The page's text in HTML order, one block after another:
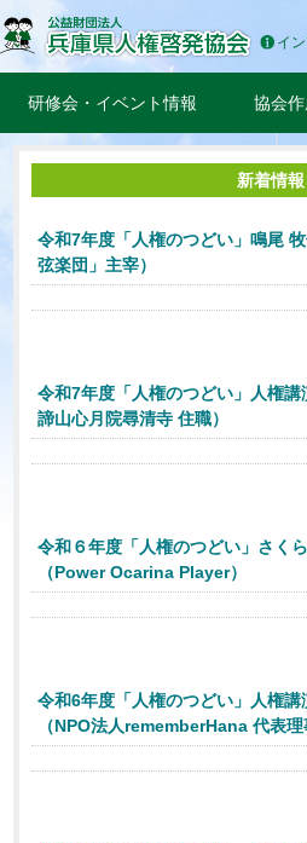
イ
研修会・イベント情報 協会
新着情報
令和7年度「人権のつどい」鳴尾
弦楽団」主宰）
令和7年度「人権のつどい」人権
諦山心月院尋清寺 住職）
令和６年度「人権のつどい」さく
（Power Ocarina Player）
令和6年度「人権のつどい」人権
（NPO法人rememberHana 代表理